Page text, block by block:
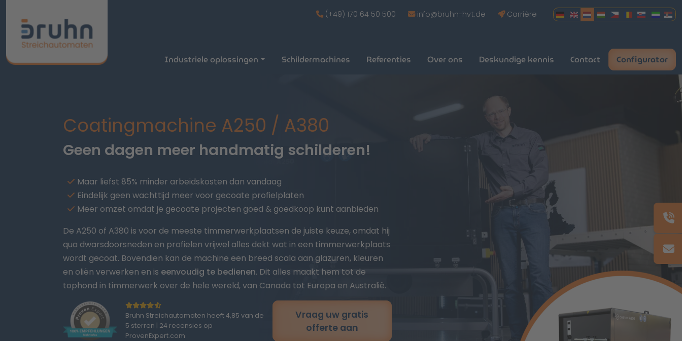
(+49) 170 64 50 500 info@bruhn-hvt.de Carrière
Industriele oplossingen Schildermachines Referenties Over ons Deskundige kennis Contact Configurator
Coatingmachine A250 / A380
Geen dagen meer handmatig schilderen!
Maar liefst 85% minder arbeidskosten dan vandaag
Eindelijk geen wachttijd meer voor gecoate profielplaten
Meer omzet omdat je gecoate projecten goed & goedkoop kunt aanbieden
De A250 of A380 is voor de meeste timmerwerkplaatsen de juiste keuze, omdat hij
qua dwarsdoorsneden en profielen vrijwel alles dekt wat in een timmerwerkplaats
wordt gecoat. Bovendien kan de machine een breed scala aan glazuren, kleuren
en oliën verwerken en is eenvoudig te bedienen. Dit alles maakt hem tot de
tophond in timmerwerk over de hele wereld, van Canada tot Europa en Australië.
Bruhn Streichautomaten heeft 4,85 van de
5 sterren | 24 recensies op
ProvenExpert.com
Vraag uw gratis
offerte aan